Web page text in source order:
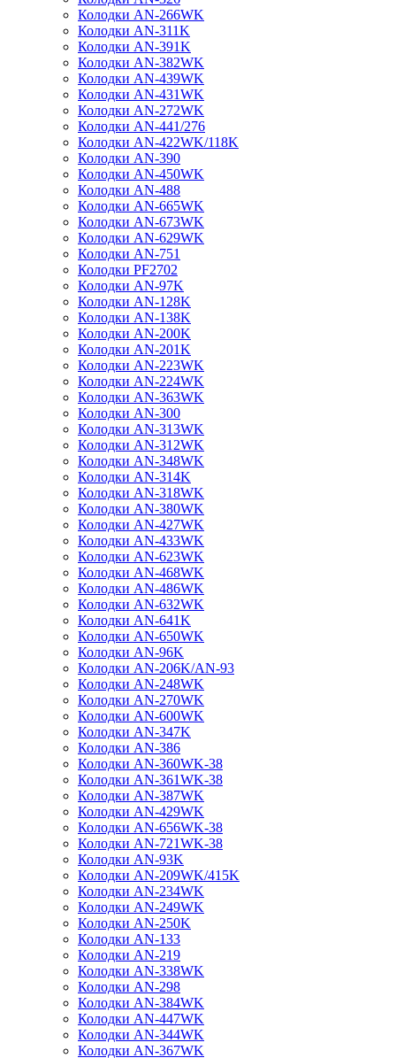
Колодки AN-266WK
Колодки AN-311K
Колодки AN-391K
Колодки AN-382WK
Колодки AN-439WK
Колодки AN-431WK
Колодки AN-272WK
Колодки AN-441/276
Колодки AN-422WK/118K
Колодки AN-390
Колодки AN-450WK
Колодки AN-488
Колодки AN-665WK
Колодки AN-673WK
Колодки AN-629WK
Колодки AN-751
Колодки PF2702
Колодки AN-97K
Колодки AN-128K
Колодки AN-138K
Колодки AN-200K
Колодки AN-201K
Колодки AN-223WK
Колодки AN-224WK
Колодки AN-363WK
Колодки AN-300
Колодки AN-313WK
Колодки AN-312WK
Колодки AN-348WK
Колодки AN-314K
Колодки AN-318WK
Колодки AN-380WK
Колодки AN-427WK
Колодки AN-433WK
Колодки AN-623WK
Колодки AN-468WK
Колодки AN-486WK
Колодки AN-632WK
Колодки AN-641K
Колодки AN-650WK
Колодки AN-96K
Колодки AN-206K/AN-93
Колодки AN-248WK
Колодки AN-270WK
Колодки AN-600WK
Колодки AN-347K
Колодки AN-386
Колодки AN-360WK-38
Колодки AN-361WK-38
Колодки AN-387WK
Колодки AN-429WK
Колодки AN-656WK-38
Колодки AN-721WK-38
Колодки AN-93K
Колодки AN-209WK/415K
Колодки AN-234WK
Колодки AN-249WK
Колодки AN-250K
Колодки AN-133
Колодки AN-219
Колодки AN-338WK
Колодки AN-298
Колодки AN-384WK
Колодки AN-447WK
Колодки AN-344WK
Колодки AN-367WK